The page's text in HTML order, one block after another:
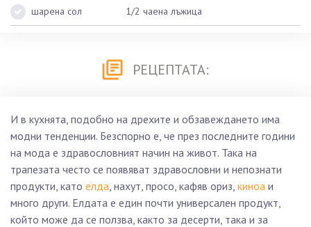
шарена сол 1/2 чаена лъжица
РЕЦЕПТАТА:
И в кухнята, подобно на дрехите и обзавеждането има
модни тенденции. Безспорно е, че през последните години
на мода е здравословният начин на живот. Така на
трапезата често се появяват здравословни и непознати
продукти, като елда , нахут, просо, кафяв ориз, киноа и
много други. Елдата е един почти универсален продукт,
който може да се ползва, както за десерти, така и за